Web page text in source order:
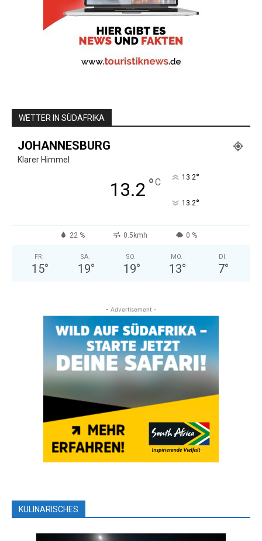
WETTER IN SÜDAFRIKA
JOHANNESBURG
Klarer Himmel
13.2 °C 13.2°
13.2°
22 % 0.5kmh 0 %
FR.
15°
SA.
19°
SO.
19°
MO.
13°
DI.
7°
- Advertisement -
KULINARISCHES